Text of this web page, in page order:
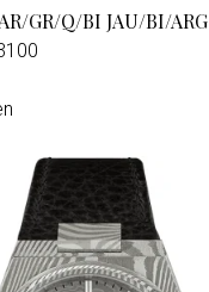
GR/Q/BI JAU/BI/ARG